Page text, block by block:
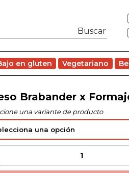
en gluten Vegetariano
Brabander x
una variante de producto